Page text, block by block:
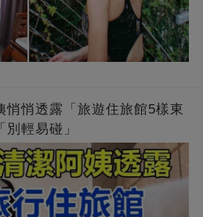
悄悄透露「旅遊住旅館5樣東
輕易碰」